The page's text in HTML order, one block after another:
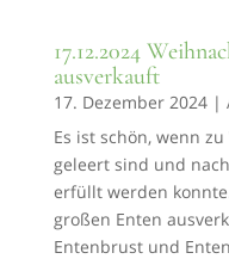
17.12.2024
ausverkauft
17. Dezember 2024|
Es ist schön, wenn
geleert sind und
erfüllt werden
großen Enten
Entenbrust und